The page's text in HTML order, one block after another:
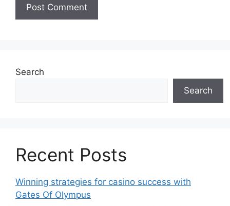
Search
Search
Recent Posts
Winning strategies for casino success with
Gates Of Olympus